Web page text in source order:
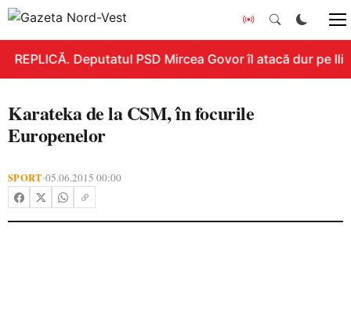
REPLICĂ. Deputatul PSD Mircea Govor îl atacă dur pe
Karateka de la CSM, în focurile
Europenelor
SPORT•05.06.2015 00:00